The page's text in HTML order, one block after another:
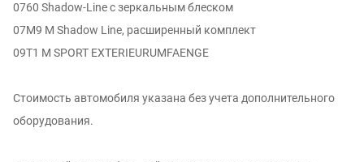
0760 Shadow-Line с зеркальным блеском
07M9 M Shadow Line, расширенный комплект
09T1 M SPORT EXTERIEURUMFAENGE
Стоимость автомобиля указана без учета дополнительного
оборудования.